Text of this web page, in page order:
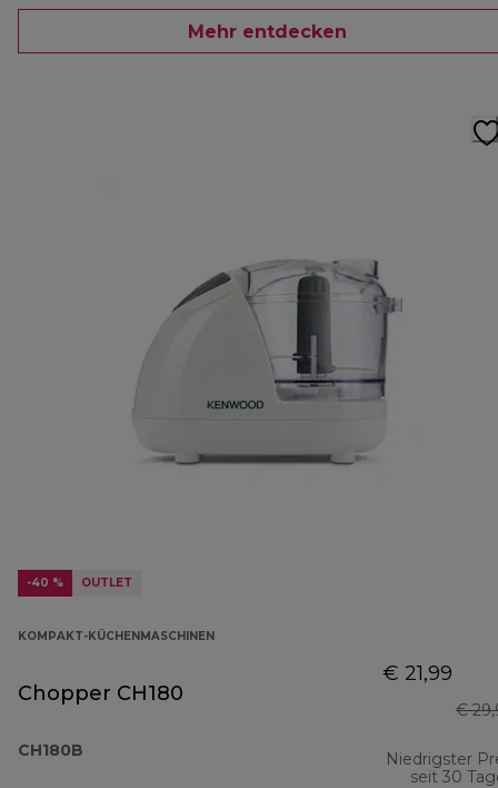
Mehr entdecken
-40 % OUTLET
KOMPAKT-KÜCHENMASCHINEN
Chopper CH180
CH180B
€ 21,99
€
Niedrigster
seit 30